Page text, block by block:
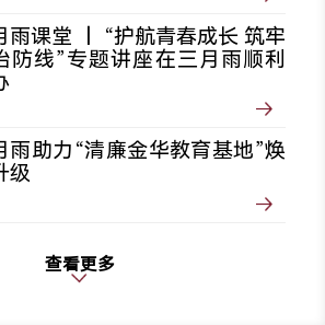
雨课堂 丨 “护航青春成长 筑牢
防线”专题讲座在三月雨顺利
雨助力“清廉金华教育基地”焕
级
查看更多